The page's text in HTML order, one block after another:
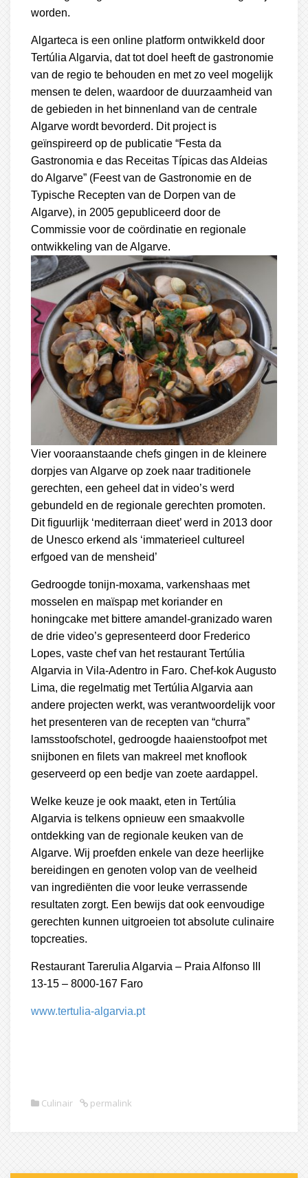
worden.
Algarteca is een online platform ontwikkeld door
Tertúlia Algarvia, dat tot doel heeft de gastronomie
van de regio te behouden en met zo veel mogelijk
mensen te delen, waardoor de duurzaamheid van
de gebieden in het binnenland van de centrale
Algarve wordt bevorderd. Dit project is
geïnspireerd op de publicatie “Festa da
Gastronomia e das Receitas Típicas das Aldeias
do Algarve” (Feest van de Gastronomie en de
Typische Recepten van de Dorpen van de
Algarve), in 2005 gepubliceerd door de
Commissie voor de coördinatie en regionale
ontwikkeling van de Algarve.
Vier vooraanstaande chefs gingen in de kleinere
dorpjes van Algarve op zoek naar traditionele
gerechten, een geheel dat in video’s werd
gebundeld en de regionale gerechten promoten.
Dit figuurlijk ‘mediterraan dieet’ werd in 2013 door
de Unesco erkend als ‘immaterieel cultureel
erfgoed van de mensheid’
Gedroogde tonijn-moxama, varkenshaas met
mosselen en maïspap met koriander en
honingcake met bittere amandel-granizado waren
de drie video’s gepresenteerd door Frederico
Lopes, vaste chef van het restaurant Tertúlia
Algarvia in Vila-Adentro in Faro. Chef-kok Augusto
Lima, die regelmatig met Tertúlia Algarvia aan
andere projecten werkt, was verantwoordelijk voor
het presenteren van de recepten van “churra”
lamsstoofschotel, gedroogde haaienstoofpot met
snijbonen en filets van makreel met knoflook
geserveerd op een bedje van zoete aardappel.
Welke keuze je ook maakt, eten in Tertúlia
Algarvia is telkens opnieuw een smaakvolle
ontdekking van de regionale keuken van de
Algarve. Wij proefden enkele van deze heerlijke
bereidingen en genoten volop van de veelheid
van ingrediënten die voor leuke verrassende
resultaten zorgt. Een bewijs dat ook eenvoudige
gerechten kunnen uitgroeien tot absolute culinaire
topcreaties.
Restaurant Tarerulia Algarvia – Praia Alfonso III
13-15 – 8000-167 Faro
www.tertulia-algarvia.pt
Culinair permalink